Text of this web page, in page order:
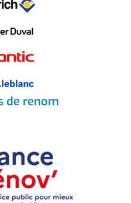
de renom